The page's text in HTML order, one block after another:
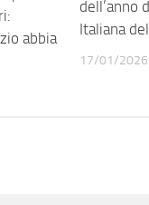
abbia
dell’anno
Italiana
17/01/2026